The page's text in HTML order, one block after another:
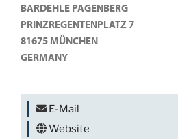
BARDEHLE PAGENBERG
PRINZREGENTENPLATZ 7
81675 MÜNCHEN
GERMANY
E-Mail
Website